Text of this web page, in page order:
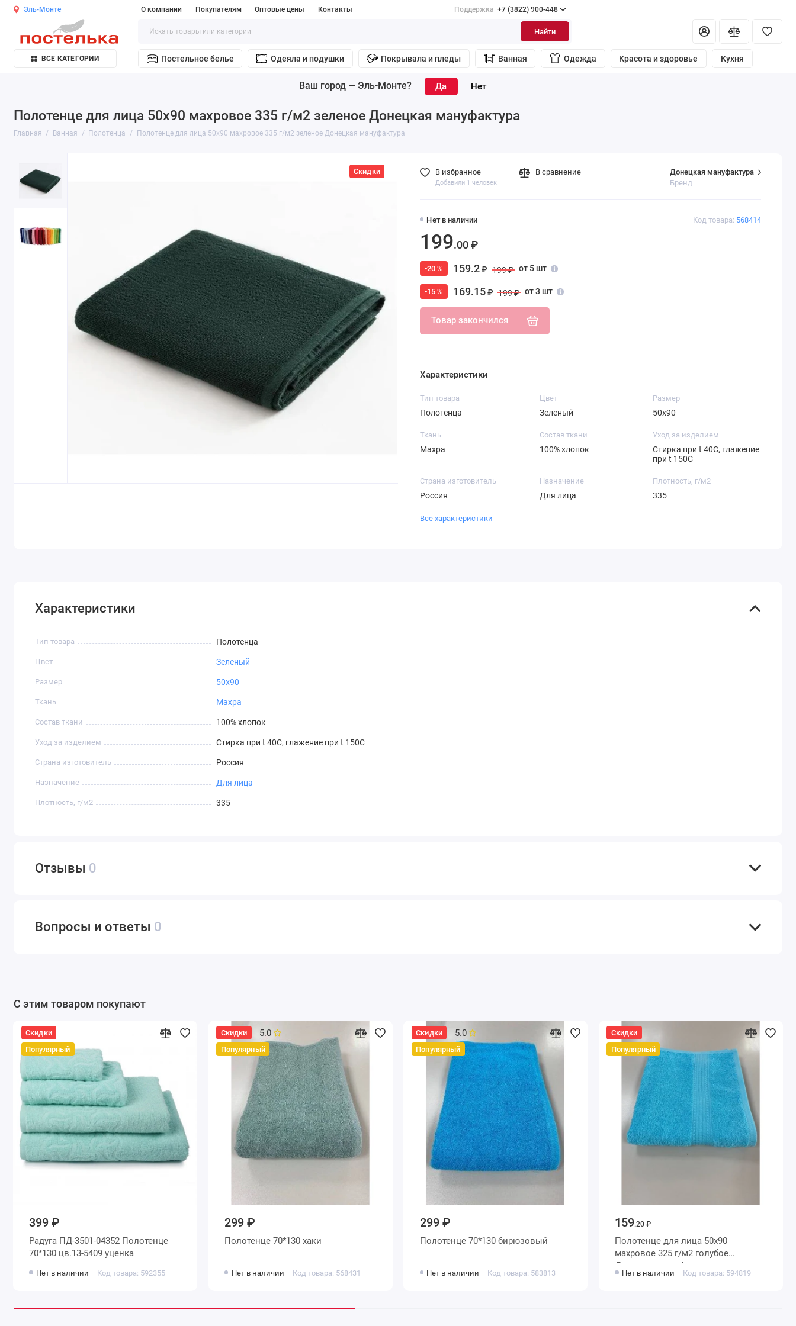
Эль-Монте О компании Покупателям Оптовые цены Контакты Поддержка +7 (3822) 900-448
Найти
ВСЕ КАТЕГОРИИ Постельное белье Одеяла и подушки Покрывала и пледы Ванная Одежда Красота и здоровье Кухня
Ваш город — Эль-Монте?
Полотенце для лица 50х90 махровое 335 г/м2 зеленое Донецкая мануфактура
Главная Ванная Полотенца Полотенце для лица 50х90 махровое 335 г/м2 зеленое Донецкая мануфактура
Скидки
Код товара: 568414
Донецкая мануфактура
Бренд
Нет в наличии
199.00 ₽
-20 % 159.2₽ 199 ₽ от 5 шт
-15 % 169.15₽ 199 ₽ от 3 шт
Товар закончился
В избранное
Добавили 1 человек
В сравнение
Характеристики
Тип товара
Полотенца
Цвет
Зеленый
Размер
50х90
Ткань
Махра
Состав ткани
100% хлопок
Уход за изделием
Стирка при t 40С, глажение
при t 150С
Страна изготовитель
Россия
Назначение
Для лица
Плотность, г/м2
335
Все характеристики
Характеристики
Тип товара Полотенца
Цвет Зеленый
Размер 50х90
Ткань Махра
Состав ткани 100% хлопок
Уход за изделием Стирка при t 40С, глажение при t 150С
Страна изготовитель Россия
Назначение Для лица
Плотность, г/м2 335
Отзывы 0
Вопросы и ответы 0
С этим товаром покупают
Скидки
Популярный
399 ₽
Радуга ПД-3501-04352 Полотенце
70*130 цв.13-5409 уценка
Нет в наличии Код товара: 592355
Скидки
Популярный
5.0
299 ₽
Полотенце 70*130 хаки
Нет в наличии Код товара: 568431
Скидки
Популярный
5.0
299 ₽
Полотенце 70*130 бирюзовый
Нет в наличии Код товара: 583813
Скидки
Популярный
159.20 ₽
Полотенце для лица 50х90
махровое 325 г/м2 голубое
Донецкая мануфактура
Нет в наличии Код товара: 594819